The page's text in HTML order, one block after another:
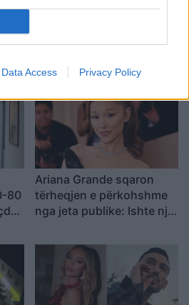
Data Access Privacy Policy
80
Ariana Grande sqaron
tërheqjen e përkohshme
nga jeta publike: Ishte një
kohësh